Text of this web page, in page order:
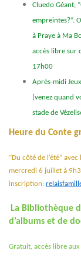
Cluedo Géant,
empreintes?”.
à Praye à Ma
accès libre sur
17h00
Après-midi
(venez quand
stade de
Heure du Conte
“Du côté de l’été”
mercredi 6 juillet à
inscription:
La Bibliothèque
d’albums et de
Gratuit, accès libre